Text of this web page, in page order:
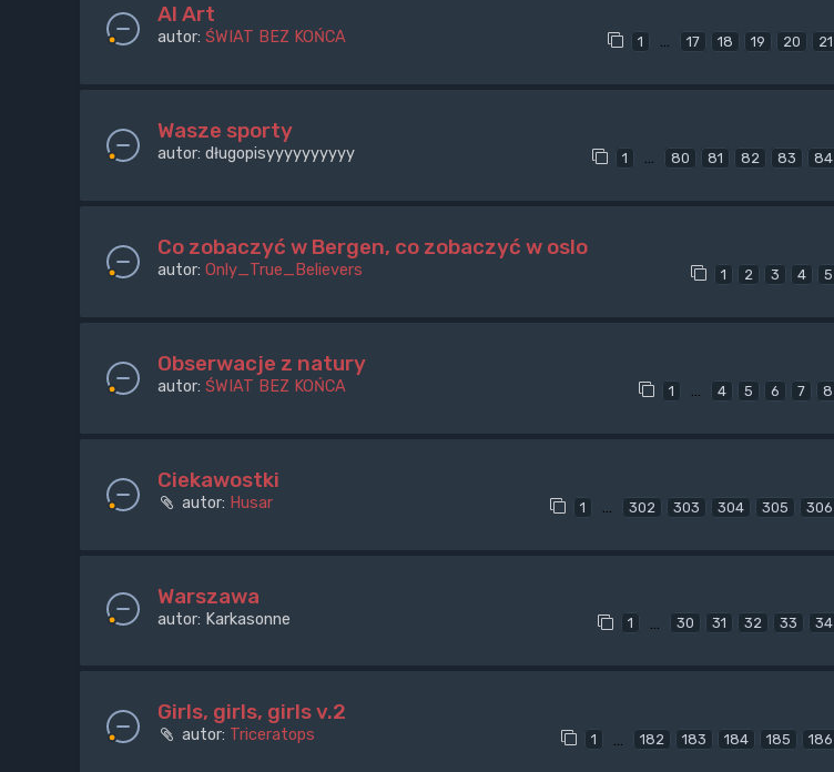
AI Art
autor: ŚWIAT BEZ KOŃCA 1 … 17 18 19 20 21
Wasze sporty
autor: długopisyyyyyyyyyy 1 … 80 81 82 83 84
Co zobaczyć w Bergen, co zobaczyć w oslo
autor: Only_True_Believers 1 2 3 4 5
Obserwacje z natury
autor: ŚWIAT BEZ KOŃCA 1 … 4 5 6 7 8
Ciekawostki
autor: Husar 1 … 302 303 304 305 306
Warszawa
autor: Karkasonne 1 … 30 31 32 33 34
Girls, girls, girls v.2
autor: Triceratops 1 … 182 183 184 185 186